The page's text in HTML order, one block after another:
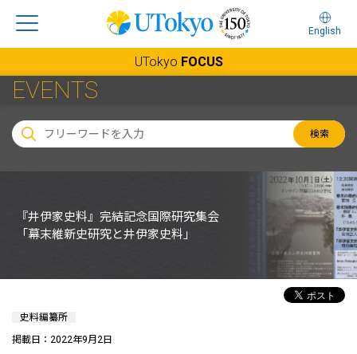
English
UTokyo FOCUS
EVENTS
検索
『井伊家史料』完結記念国際研究集会
「幕末維新史研究と井伊家史料」
史料編纂所
掲載日：2022年9月2日